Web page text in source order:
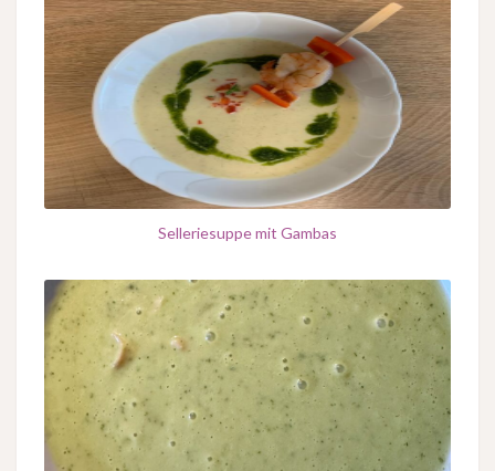
Selleriesuppe mit Gambas